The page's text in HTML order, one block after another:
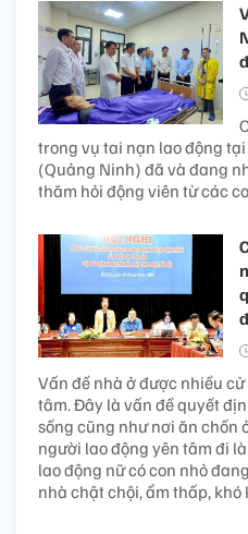
trong vụ tai nạn lao động
(Quảng Ninh) đã và đang
thăm hỏi động viên từ các
Vấn đề nhà ở được nhiều
tâm. Đây là vấn đề quyết
sống cũng như nơi ăn chốn
người lao động yên tâm đi
lao động nữ có con nhỏ
nhà chật chội, ẩm thấp, khó